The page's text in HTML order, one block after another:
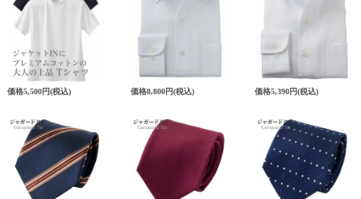
価格5,500円(税込) 価格8,800円(税込) 価格5,390円(税込)